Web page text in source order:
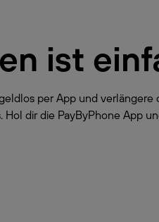
ist
per App und verlängere
dir die PayByPhone App